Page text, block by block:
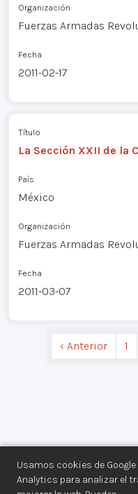
Usamos cookies de Google
Analytics para analizar el
Organización
Fuerzas Armadas
Fecha
2011-02-17
Título
La Sección XXII de la
País
México
Organización
Fuerzas Armadas
Fecha
2011-03-07
‹ Anterior 1